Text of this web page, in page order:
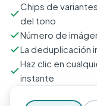
Chips de
del tono
Número de
La deduplicación
Haz clic en
instante